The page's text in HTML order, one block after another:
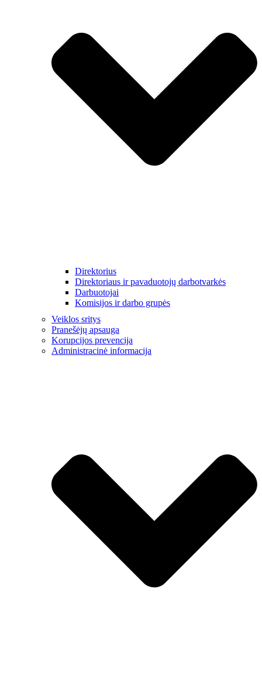
Direktorius
Direktoriaus ir pavaduotojų darbotvarkės
Darbuotojai
Komisijos ir darbo grupės
Veiklos sritys
Pranešėjų apsauga
Korupcijos prevencija
Administracinė informacija